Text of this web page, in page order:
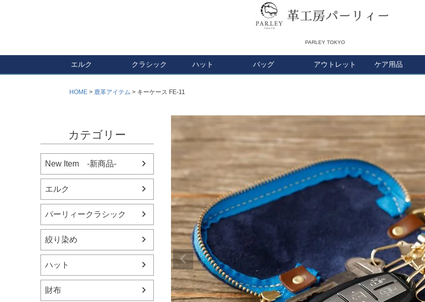
PARLEY TOKYO
エルク クラシック ハット バッグ アウトレット ケア用品
検索
HOME 鹿革アイテム キーケース FE-11
カテゴリー
New Item -新商品-
エルク
パーリィークラシック
絞り染め
ハット
財布